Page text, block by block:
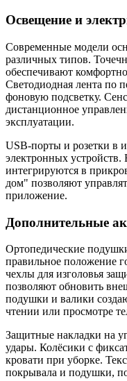
Освещение и
Современные модели
различных типов.
обеспечивают
Светодиодная лента по
фоновую подсветку.
дистанционное
эксплуатации.
USB-порты и розетки в
электронных
интегрируются в
дом" позволяют
приложение.
Дополнительные
Ортопедические
правильное положение
чехлы для изголовья
позволяют обновить
подушки и валики
чтении или просмотре
Защитные накладки на
удары. Колёсики с
кровати при уборке.
покрывала и подушки,